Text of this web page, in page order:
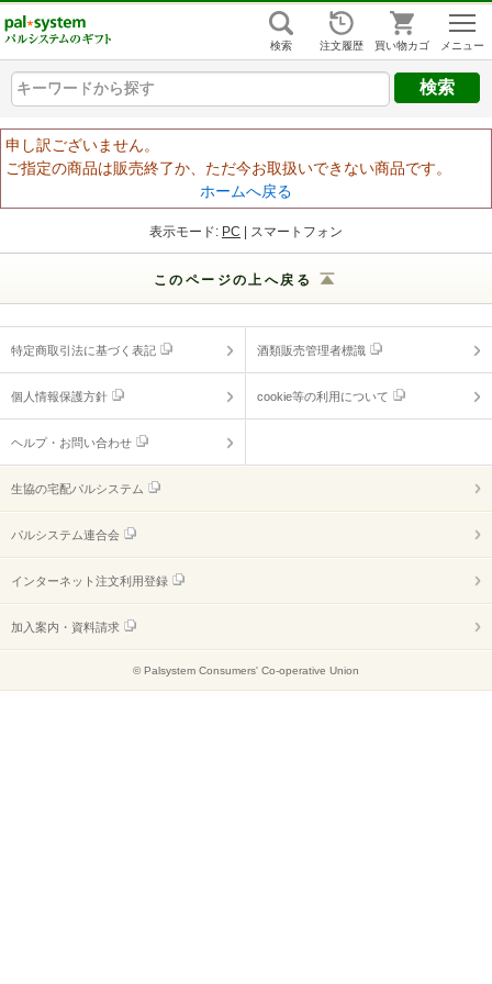
検索 注文履歴 買い物カゴ
組合員ログイン はじめての方
ヘルプ
ご利用ガイド
よくあるご質問（ギフトに関する情報）
ヘルプ・お問い合わせ
キーワードから探す
キーワードから探す
キーワードから探す
申し訳ございません。
ご指定の商品は販売終了か、ただ今お取扱いできない商品です。
ホームへ戻る
表示モード: PC | スマートフォン
このページの上へ戻る
特定商取引法に基づく表記 酒類販売管理者標識
個人情報保護方針 cookie等の利用について
ヘルプ・お問い合わせ
生協の宅配パルシステム
パルシステム連合会
インターネット注文利用登録
加入案内・資料請求
© Palsystem Consumers' Co-operative Union